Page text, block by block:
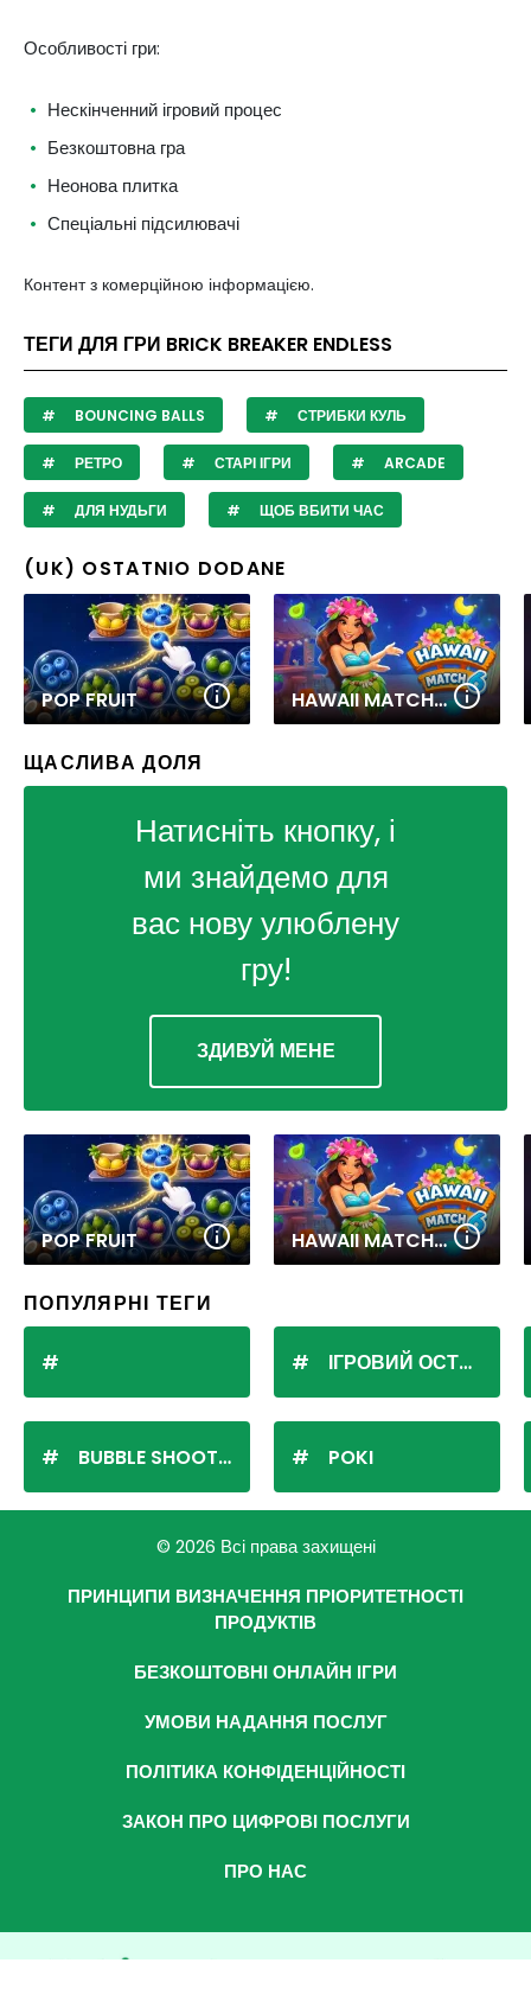
Особливості гри:
Нескінченний ігровий процес
Безкоштовна гра
Неонова плитка
Спеціальні підсилювачі
Контент з комерційною інформацією.
ТЕГИ ДЛЯ ГРИ BRICK BREAKER ENDLESS
BOUNCING BALLS СТРИБКИ КУЛЬ
РЕТРО СТАРІ ІГРИ ARCADE
ДЛЯ НУДЬГИ ЩОБ ВБИТИ ЧАС
(UK) OSTATNIO DODANE
POP FRUIT HAWAII MATCH 6
ЩАСЛИВА ДОЛЯ
Натисніть кнопку, і
ми знайдемо для
вас нову улюблену
гру!
ЗДИВУЙ МЕНЕ
POP FRUIT HAWAII MATCH 6
ПОПУЛЯРНІ ТЕГИ
BUBBLE SHOOTER
ІГРОВИЙ ОСТРІВ
POKI
© 2026 Всі права захищені
ПРИНЦИПИ ВИЗНАЧЕННЯ ПРІОРИТЕТНОСТІ
ПРОДУКТІВ
БЕЗКОШТОВНІ ОНЛАЙН ІГРИ
УМОВИ НАДАННЯ ПОСЛУГ
ПОЛІТИКА КОНФІДЕНЦІЙНОСТІ
ЗАКОН ПРО ЦИФРОВІ ПОСЛУГИ
ПРО НАС